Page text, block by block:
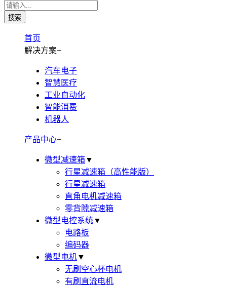
首页
解决方案+
汽车电子
智慧医疗
工业自动化
智能消费
机器人
产品中心+
微型减速箱▼
行星减速箱（高性能版）
行星减速箱
直角电机减速箱
零背隙减速箱
微型电控系统▼
电路板
编码器
微型电机▼
无刷空心杯电机
有刷直流电机